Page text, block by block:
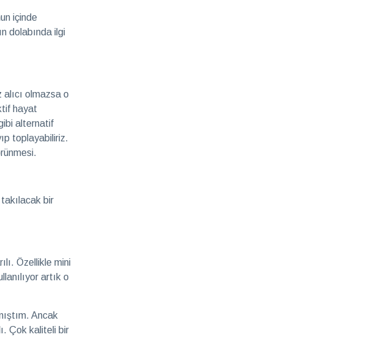
içinde
dolabında ilgi
olmazsa o
hayat
alternatif
toplayabiliriz.
bir
Özellikle mini
artık o
Ancak
Çok kaliteli bir